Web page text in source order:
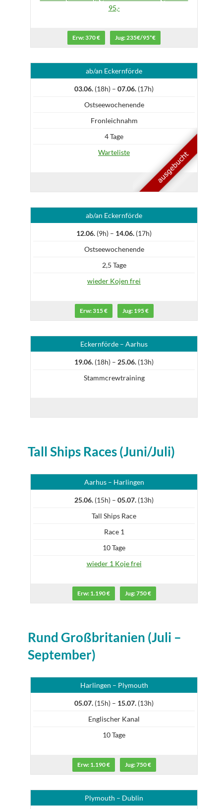
95,-
Erw: 370 € Jug: 235€/95*€
ab/an Eckernförde
03.06. (18h) – 07.06. (17h)
Ostseewochenende
Fronleichnahm
4 Tage
Warteliste
ab/an Eckernförde
12.06. (9h) – 14.06. (17h)
Ostseewochenende
2,5 Tage
wieder Kojen frei
Erw: 315 € Jug: 195 €
Eckernförde – Aarhus
19.06. (18h) – 25.06. (13h)
Stammcrewtraining
Tall Ships Races (Juni/Juli)
Aarhus – Harlingen
25.06. (15h) – 05.07. (13h)
Tall Ships Race
Race 1
10 Tage
wieder 1 Koje frei
Erw: 1.190 € Jug: 750 €
Rund Großbritanien (Juli –
September)
Harlingen – Plymouth
05.07. (15h) – 15.07. (13h)
Englischer Kanal
10 Tage
Erw: 1.190 € Jug: 750 €
Plymouth – Dublin